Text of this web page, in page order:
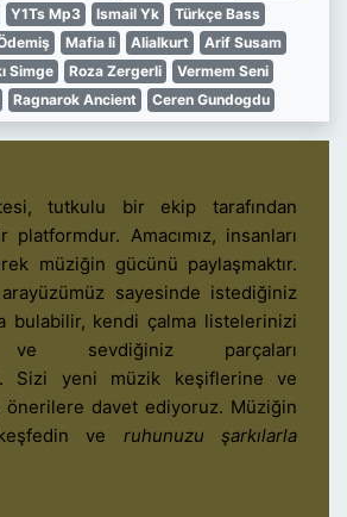
Y1Ts Mp3 Ismail Yk
Türkçe Bass
Mafia Ii Alialkurt
Arif Susam
Simge Roza Zergerli
Vermem Seni
Ragnarok Ancient Ceren Gundogdu
tutkulu bir ekip tarafından
Amacımız, insanları
müziğin gücünü paylaşmaktır.
arayüzümüz sayesinde istediğiniz
bulabilir, kendi çalma listelerinizi
ve sevdiğiniz parçaları
Sizi yeni müzik keşiflerine ve
davet ediyoruz. Müziğin
ve ruhunuzu şarkılarla